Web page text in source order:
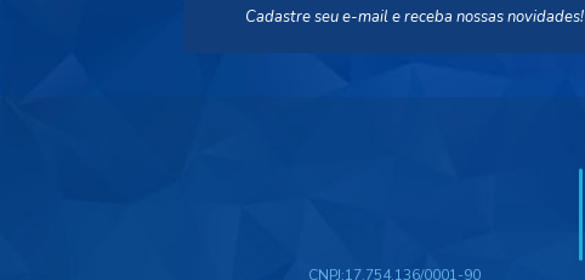
Cadastre seu e-mail e receba nossas novidades!
CNPJ:17.754.136/0001-90